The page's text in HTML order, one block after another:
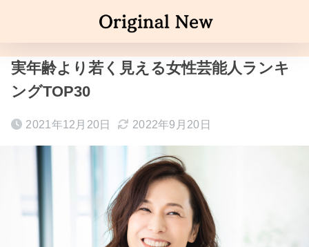
実年齢より若く見える女性芸能人ランキ
ングTOP30
2021年12月20日 2022年9月20日